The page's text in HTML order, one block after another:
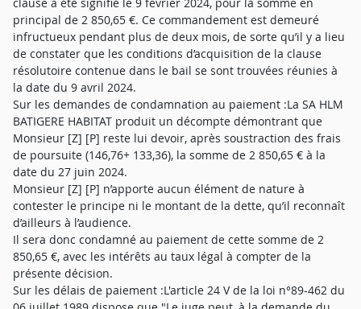
principal de 2 850,65 €. Ce commandement est demeuré
infructueux pendant plus de deux mois, de sorte qu’il y a lieu
de constater que les conditions d’acquisition de la clause
résolutoire contenue dans le bail se sont trouvées réunies à
la date du 9 avril 2024.
Sur les demandes de condamnation au paiement :La SA HLM
BATIGERE HABITAT produit un décompte démontrant que
Monsieur [Z] [P] reste lui devoir, après soustraction des frais
de poursuite (146,76+ 133,36), la somme de 2 850,65 € à la
date du 27 juin 2024.
Monsieur [Z] [P] n’apporte aucun élément de nature à
contester le principe ni le montant de la dette, qu’il reconnaît
d’ailleurs à l’audience.
Il sera donc condamné au paiement de cette somme de 2
850,65 €, avec les intérêts au taux légal à compter de la
présente décision.
Sur les délais de paiement :L'article 24 V de la loi n°89-462 du